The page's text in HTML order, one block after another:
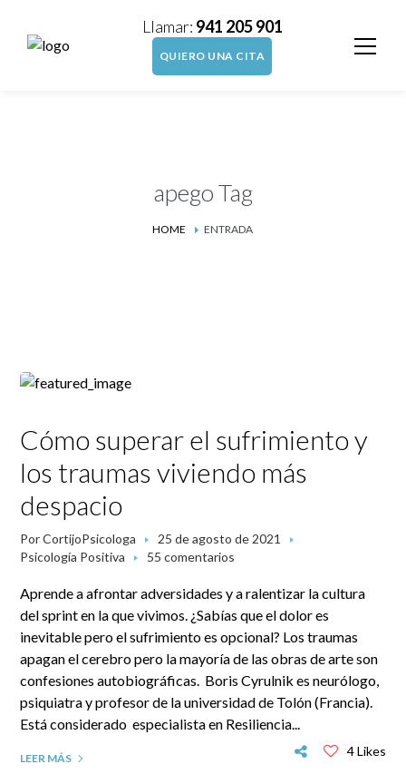
Llamar: 941 205 901
QUIERO UNA CITA
apego Tag
HOME ENTRADA
Cómo superar el sufrimiento y
los traumas viviendo más
despacio
PorCortijoPsicologa
25 de agosto de 2021
Psicología Positiva
55 comentarios
Aprende a afrontar adversidades y a ralentizar la cultura
del sprint en la que vivimos. ¿Sabías que el dolor es
inevitable pero el sufrimiento es opcional? Los traumas
apagan el cerebro pero la mayoría de las obras de arte son
confesiones autobiográficas. Boris Cyrulnik es neurólogo,
psiquiatra y profesor de la universidad de Tolón (Francia).
Está considerado especialista en Resiliencia...
LEER MÁS 4 Likes